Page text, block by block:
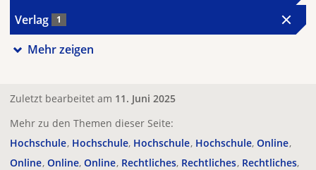
Verlag 1
Mehr zeigen
Zuletzt bearbeitet am 11. Juni 2025
Mehr zu den Themen dieser Seite:
Hochschule Hochschule Hochschule Hochschule Online
Online Online Online Rechtliches Rechtliches Rechtliches